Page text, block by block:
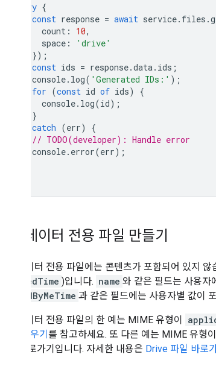
try {
const response = await service. files .
count : 10,
space :
'drive'
});
const ids = response.data. ids ;
console. log( 'Generated IDs:' );
for (const id of ids)
{
console. log(id);
}
catch (err)
{
// TODO(developer): Handle error
console. error(err);
메타데이터 전용 파일 만들기
메타데이터 전용 파일에는 콘텐츠가 포함되어 있지
createdTime )입니다. name 와 같은 필드는 사용자
viewedByMeTime 과 같은 필드에는 사용자별 값이
메타데이터 전용 파일의 한 예는 MIME 유형이
기 및 채우기 를 참고하세요. 또 다른 예는 MIME 유형이
키는 바로가기입니다. 자세한 내용은 Drive 파일 바로